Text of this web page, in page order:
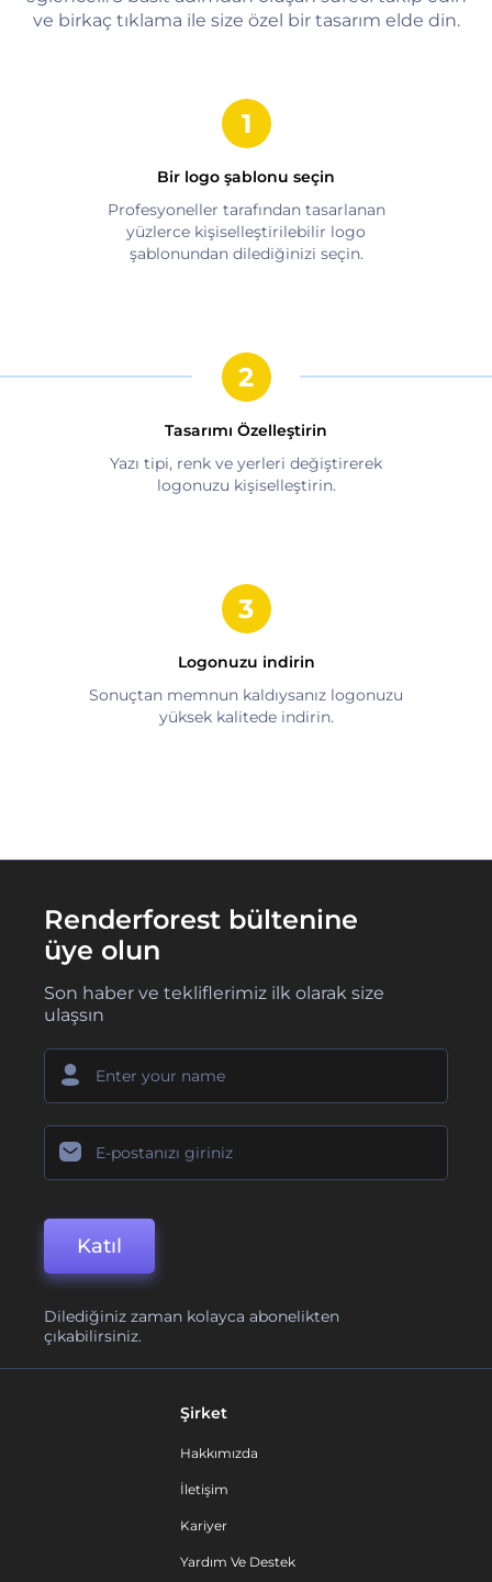
ve birkaç tıklama ile size özel bir tasarım elde din.
Bir logo şablonu seçin
Profesyoneller tarafından tasarlanan
yüzlerce kişiselleştirilebilir logo
şablonundan dilediğinizi seçin.
Tasarımı Özelleştirin
Yazı tipi, renk ve yerleri değiştirerek
logonuzu kişiselleştirin.
Logonuzu indirin
Sonuçtan memnun kaldıysanız logonuzu
yüksek kalitede indirin.
Renderforest bültenine
üye olun
Son haber ve tekliflerimiz ilk olarak size
ulaşsın
Katıl
Dilediğiniz zaman kolayca abonelikten
çıkabilirsiniz.
Şirket
Hakkımızda
İletişim
Kariyer
Yardım Ve Destek